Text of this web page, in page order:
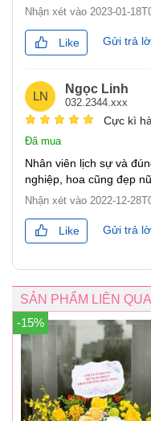
Nhận xét vào 2023-01-
Like Gửi trả
LN
Ngọc Linh
032.2344.xxx
Cực kì
Đã mua
Nhân viên lịch sự và
nghiệp, hoa cũng đẹp
Nhận xét vào 2022-12-
Like Gửi trả
SẢN PHẨM LIÊN
-15%